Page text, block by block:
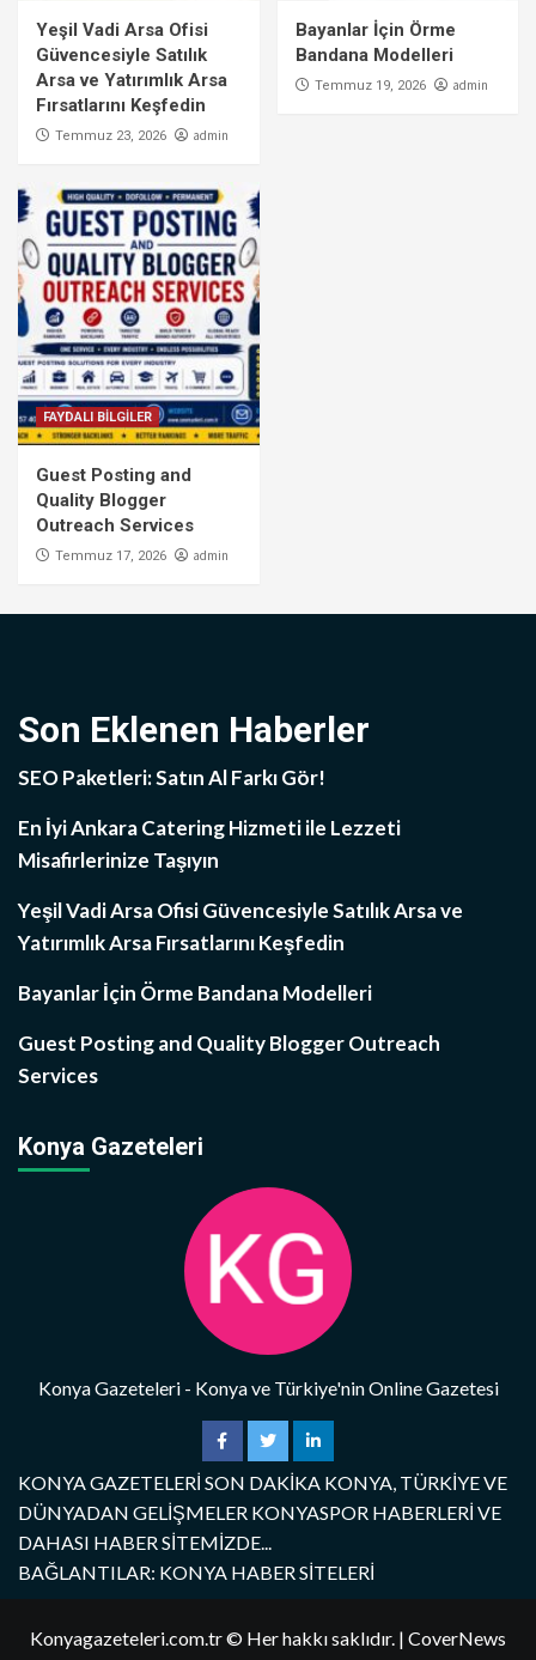
Yeşil Vadi Arsa Ofisi
Güvencesiyle Satılık
Arsa ve Yatırımlık Arsa
Fırsatlarını Keşfedin
Temmuz 23, 2026 admin
Bayanlar İçin Örme
Bandana Modelleri
Temmuz 19, 2026 admin
FAYDALI BİLGİLER
Guest Posting and
Quality Blogger
Outreach Services
Temmuz 17, 2026 admin
Son Eklenen Haberler
SEO Paketleri: Satın Al Farkı Gör!
En İyi Ankara Catering Hizmeti ile Lezzeti
Misafirlerinize Taşıyın
Yeşil Vadi Arsa Ofisi Güvencesiyle Satılık Arsa ve
Yatırımlık Arsa Fırsatlarını Keşfedin
Bayanlar İçin Örme Bandana Modelleri
Guest Posting and Quality Blogger Outreach
Services
Konya Gazeteleri
Konya Gazeteleri - Konya ve Türkiye'nin Online Gazetesi
KONYA GAZETELERİ SON DAKİKA KONYA, TÜRKİYE VE
DÜNYADAN GELİŞMELER KONYASPOR HABERLERİ VE
DAHASI HABER SİTEMİZDE...
BAĞLANTILAR: KONYA HABER SİTELERİ
Konyagazeteleri.com.tr © Her hakkı saklıdır. | CoverNews